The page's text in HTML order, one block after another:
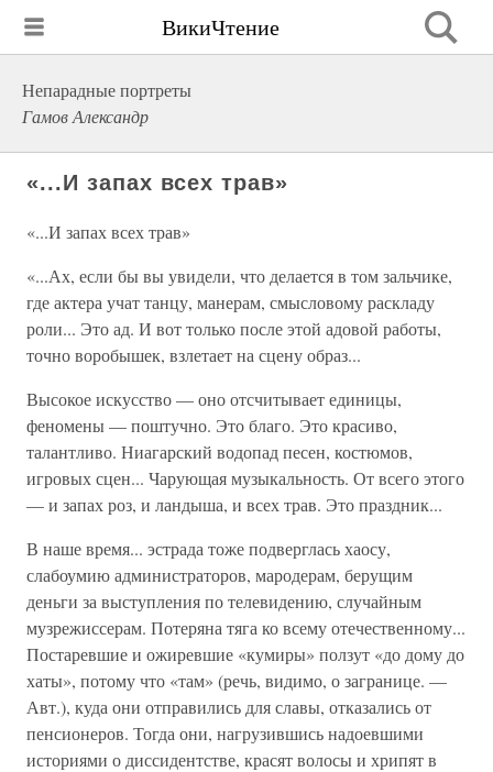
ВикиЧтение
Непарадные портреты
Гамов Александр
«...И запах всех трав»
«...И запах всех трав»
«...Ах, если бы вы увидели, что делается в том зальчике,
где актера учат танцу, манерам, смысловому раскладу
роли... Это ад. И вот только после этой адовой работы,
точно воробышек, взлетает на сцену образ...
Высокое искусство — оно отсчитывает единицы,
феномены — поштучно. Это благо. Это красиво,
талантливо. Ниагарский водопад песен, костюмов,
игровых сцен... Чарующая музыкальность. От всего этого
— и запах роз, и ландыша, и всех трав. Это праздник...
В наше время... эстрада тоже подверглась хаосу,
слабоумию администраторов, мародерам, берущим
деньги за выступления по телевидению, случайным
музрежиссерам. Потеряна тяга ко всему отечественному...
Постаревшие и ожиревшие «кумиры» ползут «до дому до
хаты», потому что «там» (речь, видимо, о загранице. —
Авт.), куда они отправились для славы, отказались от
пенсионеров. Тогда они, нагрузившись надоевшими
историями о диссидентстве, красят волосы и хрипят в